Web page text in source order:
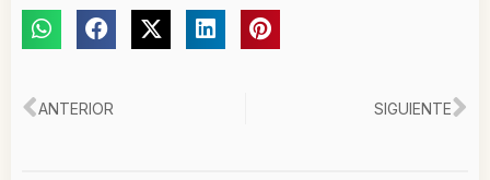
Ant
ANTERIOR SIGUIENTE